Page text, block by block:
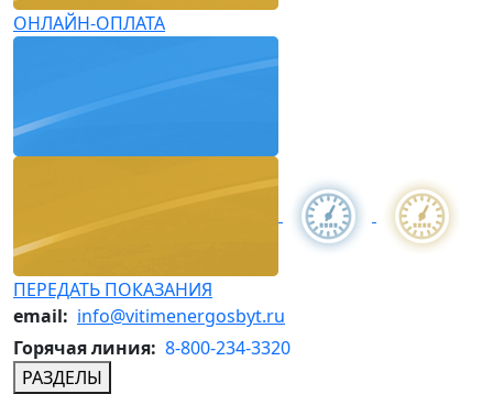
ОНЛАЙН-ОПЛАТА
ПЕРЕДАТЬ ПОКАЗАНИЯ
email: info@vitimenergosbyt.ru
Горячая линия: 8-800-234-3320
РАЗДЕЛЫ